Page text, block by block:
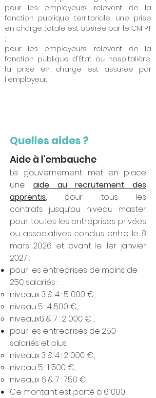
pour les employeurs relevant de la
fonction publique territoriale, une prise
en charge totale est opérée par le CNFPT
;
pour les employeurs relevant de la
fonction publique d'État ou hospitalière,
la prise en charge est assurée par
l'employeur.
Quelles aides ?
Aideà l'embauche
Le gouvernement met en place
une aide aurecrutement des
apprentis, pour tous les
contrats jusqu’au niveau master
pour toutes les entreprises privées
ou associatives conclus entre le 8
mars 2026 et avant le 1er janvier
2027 :
pour les entreprises de moins de
250 salariés :
niveaux 3 & 4 : 5 000 €,
niveau 5 : 4 500 €,
niveaux6 & 7 : 2 000 € ;
pour les entreprises de 250
salariés et plus :
niveaux 3 & 4 : 2 000 €,
niveau 5 : 1 500 €,
niveaux 6 & 7 : 750 €.
Ce montant est porté à 6 000